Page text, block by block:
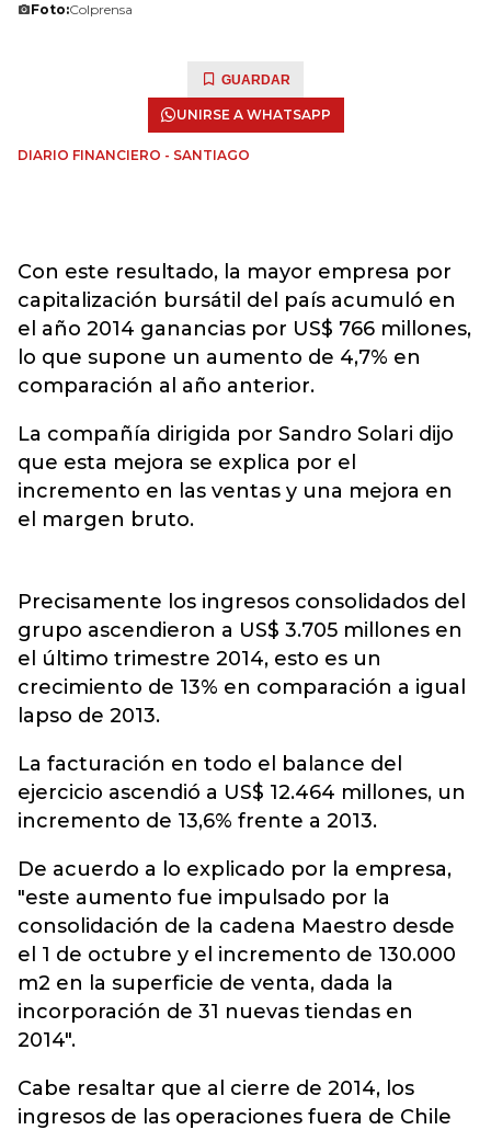
Foto:Colprensa
GUARDAR
UNIRSE A WHATSAPP
DIARIO FINANCIERO - SANTIAGO
Con este resultado, la mayor empresa por
capitalización bursátil del país acumuló en
el año 2014 ganancias por US$ 766 millones,
lo que supone un aumento de 4,7% en
comparación al año anterior.
La compañía dirigida por Sandro Solari dijo
que esta mejora se explica por el
incremento en las ventas y una mejora en
el margen bruto.
Precisamente los ingresos consolidados del
grupo ascendieron a US$ 3.705 millones en
el último trimestre 2014, esto es un
crecimiento de 13% en comparación a igual
lapso de 2013.
La facturación en todo el balance del
ejercicio ascendió a US$ 12.464 millones, un
incremento de 13,6% frente a 2013.
De acuerdo a lo explicado por la empresa,
"este aumento fue impulsado por la
consolidación de la cadena Maestro desde
el 1 de octubre y el incremento de 130.000
m2 en la superficie de venta, dada la
incorporación de 31 nuevas tiendas en
2014".
Cabe resaltar que al cierre de 2014, los
ingresos de las operaciones fuera de Chile